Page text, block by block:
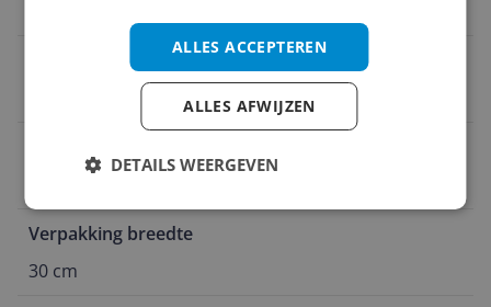
CE markering
Verpakking breedte
30 cm
ALLES ACCEPTEREN
ALLES AFWIJZEN
DETAILS WEERGEVEN